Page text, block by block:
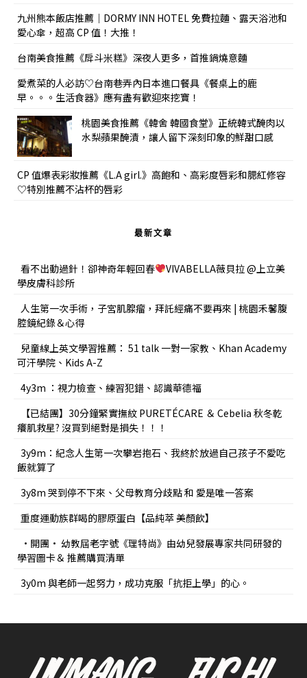
九州熊本飯店推薦｜DORMY INN HOTEL 免費拉麵、露天浴池和
愛心傘，超高 CP 值！大推！
台南美食推薦《戽斗米糕》深夜人更多，首推鍋燒意麵
愛煮菜的人必訪♡台南巷弄內日本進口餐具《餐桌上的鹿
早。。。生活食器》應有盡有歡迎來挖寶！
桃園美食推薦《韓舍 韓國食堂》正統韓式醃肉以
水梨蘋果醃漬，讓人留下深刻印象的鮮甜口感
CP 值爆表彩妝推薦《L.A girl.》高飽和、高彩度唇彩和腮紅修容
♡特別推薦不沾杯的唇彩
最新文章
看不出動過針！卻神奇年輕回春
VIVABELLA薇貝拉 @上立美
學皮膚科診所
人生第一次手術，子宮肌腺瘤，拜託經痛不要再來 | 桃園禾馨腹
腔鏡紀錄＆心得
兒童線上英文學習推薦： 51 talk 一對一家教、Khan Academy
可汗學院、Kids A-Z
4y3m ：視力檢查、練習犯錯、認識華德福
【已結團】30分鐘緊實撫紋 PURETÉCARE ＆ Cebelia 秋冬乾
癢肌救星? 沒買到絕對是損失！！！
3y9m：紀念人生第一次攀岩抱石、我終於放過自己孩子不愛吃
飯就算了
3y8m 哭到停不下來、父母教育分歧點 和 愛是唯一答案
重度運動族群喝的膠原蛋白【品純萃 美顏飲】
•開團• 幼教屆老字號《理特尚》由幼兒發展專家共同研發的
學習圖卡＆ 推薦購買清單
3y0m 與老師一起努力，成功克服「抗拒上學」的心。